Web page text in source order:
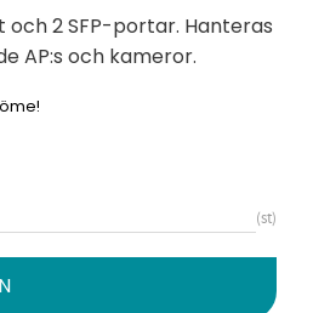
och 2 SFP-portar. Hanteras
AP:s och kameror.
st